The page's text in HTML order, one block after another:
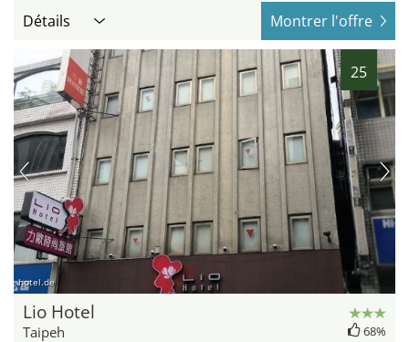
Détails Montrer l'offre
25
hotel.de
Lio Hotel
Taipeh 68%